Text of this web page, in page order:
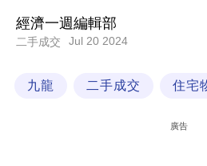
科
技
場
經濟一週編輯部
二手成交 Jul 20 2024
九龍 二手成交 住宅
廣告